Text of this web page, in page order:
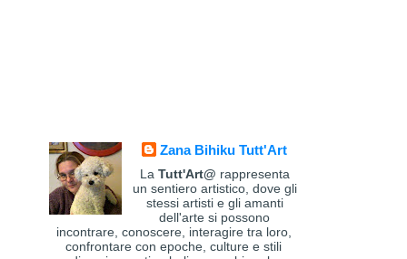
Zana Bihiku Tutt'Art
La Tutt'Art@ rappresenta
un sentiero artistico, dove gli
stessi artisti e gli amanti
dell'arte si possono
incontrare, conoscere, interagire tra loro,
confrontare con epoche, culture e stili